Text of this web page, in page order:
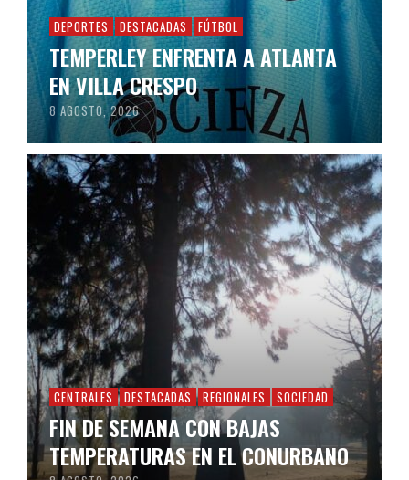
DEPORTES DESTACADAS FÚTBOL
TEMPERLEY ENFRENTA A ATLANTA
EN VILLA CRESPO
8 AGOSTO, 2026
CENTRALES DESTACADAS REGIONALES SOCIEDAD
FIN DE SEMANA CON BAJAS
TEMPERATURAS EN EL CONURBANO